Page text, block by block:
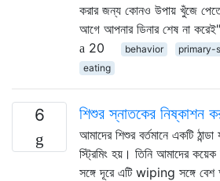
করার জন্য কোনও উপায় খুঁজে
আগে আপনার ডিনার শেষ না
20
behavior primary-
eating
6 শিশুর স্নাতকের নিষ্কাশন
আমাদের শিশুর বর্তমানে একটি
স্ট্রিমিং হয়। তিনি আমাদের কয়েক
সঙ্গে দূরে এটি wiping সঙ্গে